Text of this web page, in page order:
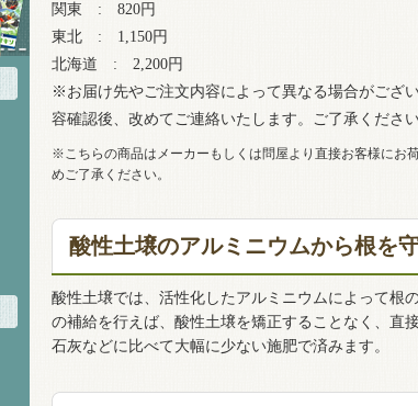
関東 : 820円
東北 : 1,150円
北海道 : 2,200円
※お届け先やご注文内容によって異なる場合がござ
容確認後、改めてご連絡いたします。ご了承ください
※こちらの商品はメーカーもしくは問屋より直接お客様にお
めご了承ください。
酸性土壌のアルミニウムから根を
酸性土壌では、活性化したアルミニウムによって根
の補給を行えば、酸性土壌を矯正することなく、直
石灰などに比べて大幅に少ない施肥で済みます。